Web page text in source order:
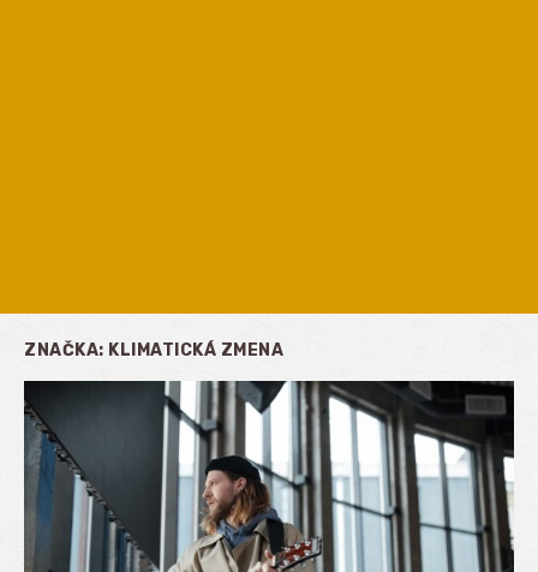
ZNAČKA: KLIMATICKÁ ZMENA